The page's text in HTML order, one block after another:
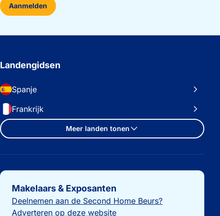
Aanmelden
Landengidsen
Spanje
Frankrijk
Meer landen tonen
Belangrijke links
Makelaars & Exposanten
Deelnemen aan de Second Home Beurs?
Adverteren op deze website